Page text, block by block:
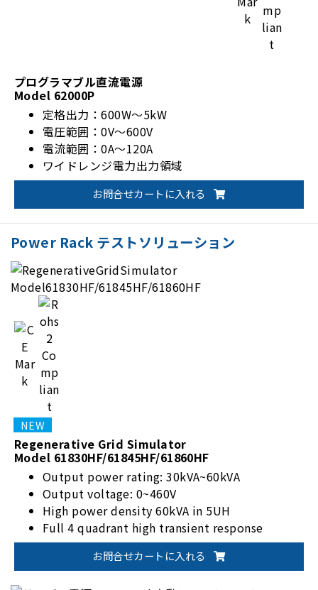
プログラマブル直流電源
Model 62000P
定格出力：600W～5kW
電圧範囲：0V～600V
電流範囲：0A～120A
ワイドレンジ電力出力領域
マスタースレーブ運転（直列5台または並列5台）
お問合せカートに入れる
Power Rack テストソリューション
Regenerative Grid Simulator
Model 61830HF/61845HF/61860HF
Output power rating: 30kVA~60kVA
Output voltage: 0~460V
High power density 60kVA in 5UH
Full 4 quadrant high transient response
お問合せカートに入れる